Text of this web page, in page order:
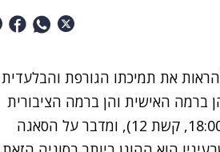
את תמיכתו הגורפת והבלעדית
ברמה האישית והן ברמה הציבורית
פוליטית. הערב, הוא מגיע ל"אופירה וברקוביץ'" (שישי, 18:00, קשת 12), ומדבר על הסאגה